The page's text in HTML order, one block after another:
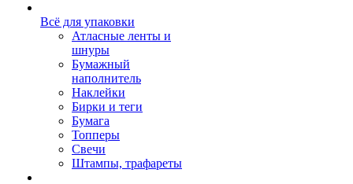
Всё для упаковки
Атласные ленты и
шнуры
Бумажный
наполнитель
Наклейки
Бирки и теги
Бумага
Топперы
Свечи
Штампы, трафареты